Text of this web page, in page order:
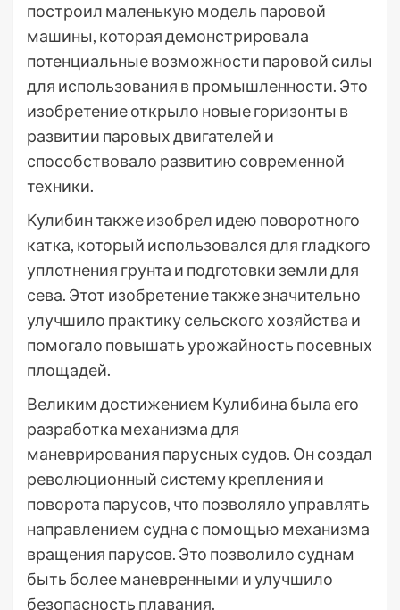
построил маленькую модель паровой
машины, которая демонстрировала
потенциальные возможности паровой силы
для использования в промышленности. Это
изобретение открыло новые горизонты в
развитии паровых двигателей и
способствовало развитию современной
техники.
Кулибин также изобрел идею поворотного
катка, который использовался для гладкого
уплотнения грунта и подготовки земли для
сева. Этот изобретение также значительно
улучшило практику сельского хозяйства и
помогало повышать урожайность посевных
площадей.
Великим достижением Кулибина была его
разработка механизма для
маневрирования парусных судов. Он создал
революционный систему крепления и
поворота парусов, что позволяло управлять
направлением судна с помощью механизма
вращения парусов. Это позволило суднам
быть более маневренными и улучшило
безопасность плавания.